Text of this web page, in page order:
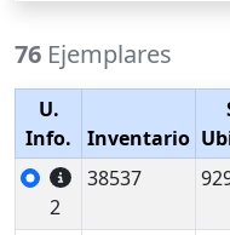
76 Ejemplares
U.
Info.
Inventario
2
38537